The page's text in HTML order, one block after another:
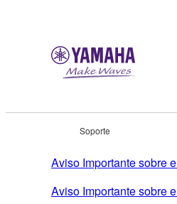
Soporte
Aviso Importante sobre
Aviso Importante sobre